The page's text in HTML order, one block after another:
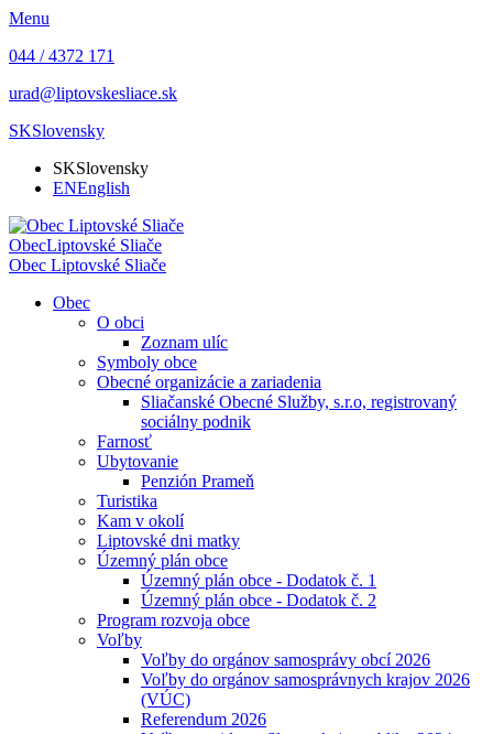
Menu
044 / 4372 171
urad@liptovskesliace.sk
SKSlovensky
SKSlovensky
ENEnglish
ObecLiptovské Sliače
Obec Liptovské Sliače
Obec
O obci
Zoznam ulíc
Symboly obce
Obecné organizácie a zariadenia
Sliačanské Obecné Služby, s.r.o, registrovaný
sociálny podnik
Farnosť
Ubytovanie
Penzión Prameň
Turistika
Kam v okolí
Liptovské dni matky
Územný plán obce
Územný plán obce - Dodatok č. 1
Územný plán obce - Dodatok č. 2
Program rozvoja obce
Voľby
Voľby do orgánov samosprávy obcí 2026
Voľby do orgánov samosprávnych krajov 2026
(VÚC)
Referendum 2026